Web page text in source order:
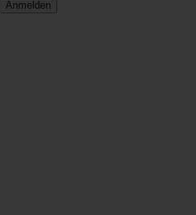
Anmelden